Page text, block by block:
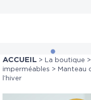
ACCUEIL > La boutique >
imperméables > Manteau
l’hiver